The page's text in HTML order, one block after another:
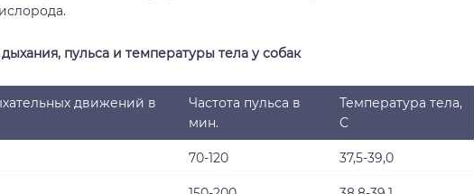
пульса и температуры тела у собак
движений в
Частота пульса в
мин.
Температура тела,
С
70-120 37,5-39,0